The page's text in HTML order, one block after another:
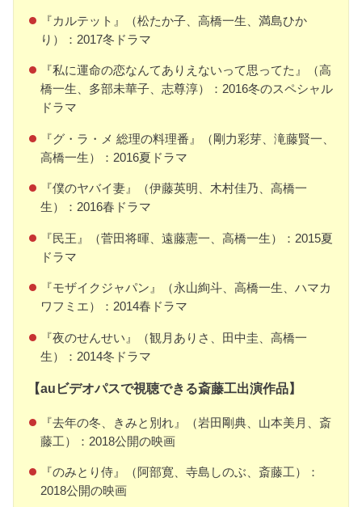
『カルテット』（松たか子、高橋一生、満島ひか
り）：2017冬ドラマ
『私に運命の恋なんてありえないって思ってた』（高
橋一生、多部未華子、志尊淳）：2016冬のスペシャル
ドラマ
『グ・ラ・メ 総理の料理番』（剛力彩芽、滝藤賢一、
高橋一生）：2016夏ドラマ
『僕のヤバイ妻』（伊藤英明、木村佳乃、高橋一
生）：2016春ドラマ
『民王』（菅田将暉、遠藤憲一、高橋一生）：2015夏
ドラマ
『モザイクジャパン』（永山絢斗、高橋一生、ハマカ
ワフミエ）：2014春ドラマ
『夜のせんせい』（観月ありさ、田中圭、高橋一
生）：2014冬ドラマ
【auビデオパスで視聴できる斎藤工出演作品】
『去年の冬、きみと別れ』（岩田剛典、山本美月、斎
藤工）：2018公開の映画
『のみとり侍』（阿部寛、寺島しのぶ、斎藤工）：
2018公開の映画